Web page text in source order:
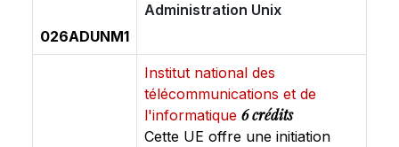
026ADUNM1
Administration Unix
Institut national des
télécommunications et de
l'informatique 6 crédits
Cette UE offre une initiation